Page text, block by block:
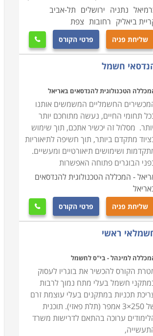
נתניה ירושלים תל-אביב
ביאליק רחובות צפת
שליחת פניה פרטי הקורס 
חשמל
הטכנולוגית להנדסאים באריאל
החשמליים המשמשים אותנו
תחומי החיים, נעשה מתוחכם יותר
מסלול זה יכשיר אתכם, תוך שימוש
מתקדם ביותר, תוך חשיפה לתיאוריות
ושימושים תיאורטיים ומעשיים.
הבוגרים פתוחה האפשרות
- המכללה הטכנולוגית להנדסאים
שליחת פניה פרטי הקורס 
ראשי
למינהל - בי"ס לחשמל
הקורס להכשיר את בוגריו לעסוק
חשמל בעלי מתח נמוך לרבות
תכניות במתקנים בעלי עוצמת זרם
של 250×3 אמפר (תלת פאזי). תוכנית
ערוכה בהתאם לדרישות משרד